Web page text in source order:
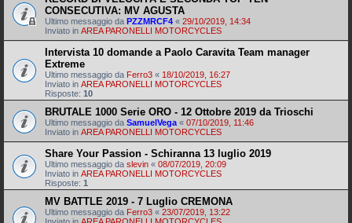
CONSECUTIVA: MV AGUSTA
Ultimo messaggio da PZZMRCF4 « 29/10/2019, 14:34
Inviato in AREA PARONELLI MOTORCYCLES
Intervista 10 domande a Paolo Caravita Team manager
Extreme
Ultimo messaggio da Ferro3 « 18/10/2019, 16:27
Inviato in AREA PARONELLI MOTORCYCLES
Risposte: 10
BRUTALE 1000 Serie ORO - 12 Ottobre 2019 da Trioschi
Ultimo messaggio da SamuelVega « 07/10/2019, 11:46
Inviato in AREA PARONELLI MOTORCYCLES
Share Your Passion - Schiranna 13 luglio 2019
Ultimo messaggio da slevin « 08/07/2019, 20:09
Inviato in AREA PARONELLI MOTORCYCLES
Risposte: 1
MV BATTLE 2019 - 7 Luglio CREMONA
Ultimo messaggio da Ferro3 « 23/07/2019, 13:22